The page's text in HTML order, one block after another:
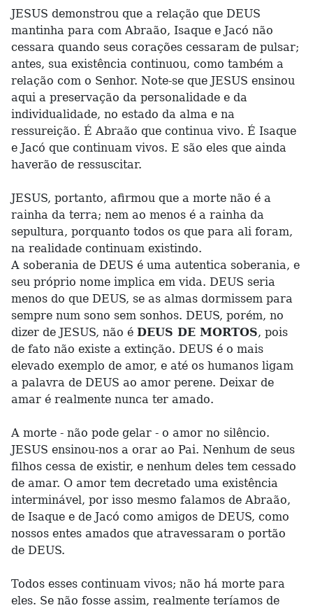
JESUS demonstrou que a relação que DEUS
mantinha para com Abraão, Isaque e Jacó não
cessara quando seus corações cessaram de pulsar;
antes, sua existência continuou, como também a
relação com o Senhor. Note-se que JESUS ensinou
aqui a preservação da personalidade e da
individualidade, no estado da alma e na
ressureição. É Abraão que continua vivo. É Isaque
e Jacó que continuam vivos. E são eles que ainda
haverão de ressuscitar.
JESUS, portanto, afirmou que a morte não é a
rainha da terra; nem ao menos é a rainha da
sepultura, porquanto todos os que para ali foram,
na realidade continuam existindo.
A soberania de DEUS é uma autentica soberania, e
seu próprio nome implica em vida. DEUS seria
menos do que DEUS, se as almas dormissem para
sempre num sono sem sonhos. DEUS, porém, no
dizer de JESUS, não é DEUS DE MORTOS, pois
de fato não existe a extinção. DEUS é o mais
elevado exemplo de amor, e até os humanos ligam
a palavra de DEUS ao amor perene. Deixar de
amar é realmente nunca ter amado.
A morte - não pode gelar - o amor no silêncio.
JESUS ensinou-nos a orar ao Pai. Nenhum de seus
filhos cessa de existir, e nenhum deles tem cessado
de amar. O amor tem decretado uma existência
interminável, por isso mesmo falamos de Abraão,
de Isaque e de Jacó como amigos de DEUS, como
nossos entes amados que atravessaram o portão
de DEUS.
Todos esses continuam vivos; não há morte para
eles. Se não fosse assim, realmente teríamos de